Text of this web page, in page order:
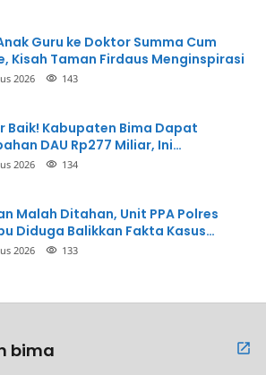
Guru ke Doktor Summa Cum
Kisah Taman Firdaus Menginspirasi
2026 143
Baik! Kabupaten Bima Dapat
DAU Rp277 Miliar, Ini
2026 134
Malah Ditahan, Unit PPA Polres
Diduga Balikkan Fakta Kasus
2026 133
bima